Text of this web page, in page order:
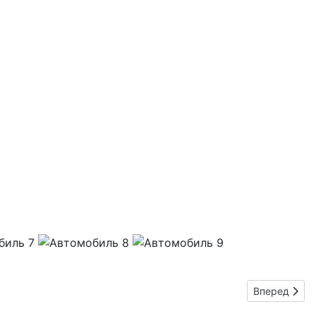
Следующий:
Вперед